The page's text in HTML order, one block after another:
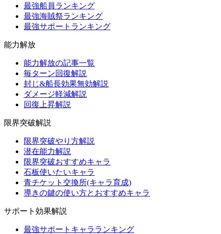
最強船員ランキング
最強海賊祭ランキング
最強サポートランキング
能力解放
能力解放の記事一覧
毎ターン回復解説
封じ&船長効果無効解説
ダメージ軽減解説
回復上昇解説
限界突破解説
限界突破やり方解説
潜在能力解説
限界突破おすすめキャラ
石板使いたいキャラ
青チケット交換所(キャラ育成)
導きの鍵の使い方とおすすめキャラ
サポート効果解説
最強サポートキャラランキング